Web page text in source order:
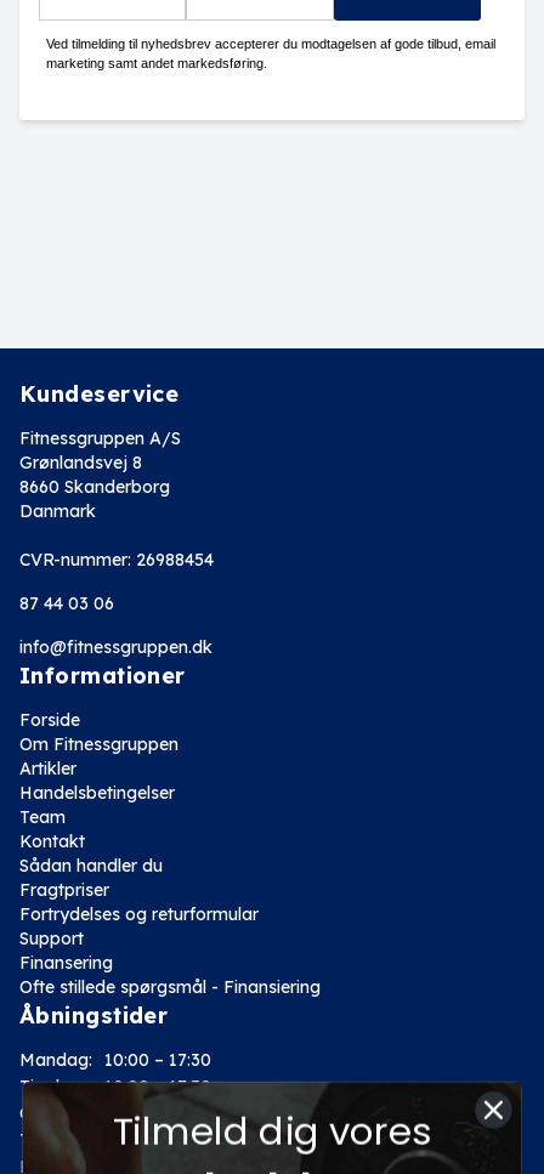
Ved tilmelding til nyhedsbrev accepterer du modtagelsen af gode tilbud, email
marketing samt andet markedsføring.
Kundeservice
Fitnessgruppen A/S
Grønlandsvej 8
8660 Skanderborg
Danmark
CVR-nummer: 26988454
87 44 03 06
info@fitnessgruppen.dk
Informationer
Forside
Om Fitnessgruppen
Artikler
Handelsbetingelser
Team
Kontakt
Sådan handler du
Fragtpriser
Fortrydelses og returformular
Support
Finansering
Ofte stillede spørgsmål - Finansiering
Åbningstider
Mandag:
10:00 – 17:30
Tirsdag: 10:00 – 17:30
Onsdag:
10:00 – 17:30
Torsdag:
10:00 – 17:30
Fredag:
10:00 – 17:30
Tilmeld dig vores